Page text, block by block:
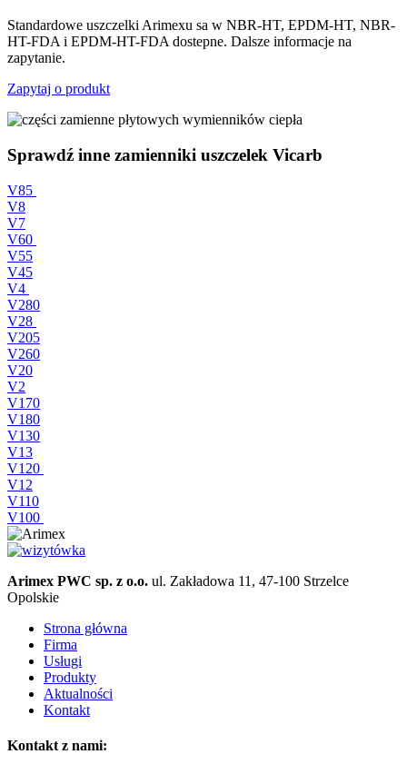
Standardowe uszczelki Arimexu sa w NBR-HT, EPDM-HT, NBR-
HT-FDA i EPDM-HT-FDA dostepne. Dalsze informacje na
zapytanie.
Zapytaj o produkt
Sprawdź inne zamienniki uszczelek Vicarb
V85
V8
V7
V60
V55
V45
V4
V280
V28
V205
V260
V20
V2
V170
V180
V130
V13
V120
V12
V110
V100
Arimex PWC sp. z o.o. ul. Zakładowa 11, 47-100 Strzelce
Opolskie
Strona główna
Firma
Usługi
Produkty
Aktualności
Kontakt
Kontakt z nami: